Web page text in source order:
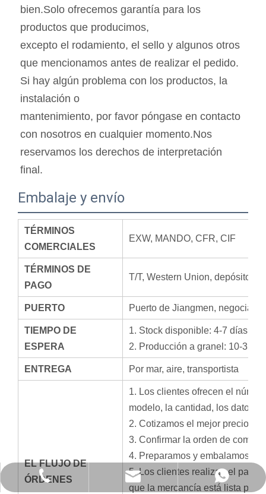
bien.Solo ofrecemos garantía para los
productos que producimos,
excepto el rodamiento, el sello y algunos otros
que mencionamos antes de realizar el pedido.
Si hay algún problema con los productos, la
instalación o
mantenimiento, por favor póngase en contacto
con nosotros en cualquier momento.Nos
reservamos los derechos de interpretación
final.
Embalaje y envío
TÉRMINOS
COMERCIALES
EXW, MANDO, CFR, CIF
TÉRMINOS DE
PAGO
T/T, Western Union, depósito
PUERTO Puerto de Jiangmen,
TIEMPO DE
ESPERA
1. Stock disponible: 4-7 días
2. Producción a granel: 10-35
ENTREGA Por mar, aire, transportista
EL FLUJO DE
ÓRDENES
1. Los clientes ofrecen el
modelo, la cantidad, los datos
2. Cotizamos el mejor precio
3. Confirmar la orden de
4. Preparamos y embalamos la
5. Los clientes realizan el pago
que la mercancía está lista para
+86-750-6318209
info@hx-machinery.cn
+8613672844386